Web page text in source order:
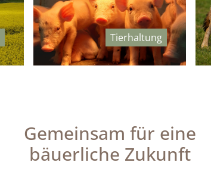
Tierhaltung
Gemeinsam für eine
bäuerliche Zukunft